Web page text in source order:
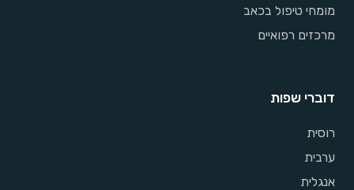
מומחי טיפול בכאב
מרכזים רפואיים
דוברי שפות
רוסית
ערבית
אנגלית